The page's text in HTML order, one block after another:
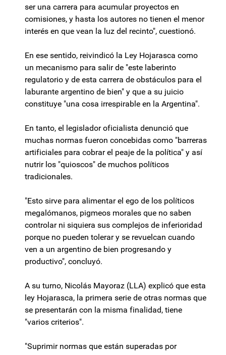
ser una carrera para acumular proyectos en
comisiones, y hasta los autores no tienen el menor
interés en que vean la luz del recinto", cuestionó.
En ese sentido, reivindicó la Ley Hojarasca como
un mecanismo para salir de "este laberinto
regulatorio y de esta carrera de obstáculos para el
laburante argentino de bien" y que a su juicio
constituye "una cosa irrespirable en la Argentina".
En tanto, el legislador oficialista denunció que
muchas normas fueron concebidas como "barreras
artificiales para cobrar el peaje de la política" y así
nutrir los "quioscos" de muchos políticos
tradicionales.
"Esto sirve para alimentar el ego de los políticos
megalómanos, pigmeos morales que no saben
controlar ni siquiera sus complejos de inferioridad
porque no pueden tolerar y se revuelcan cuando
ven a un argentino de bien progresando y
productivo", concluyó.
A su turno, Nicolás Mayoraz (LLA) explicó que esta
ley Hojarasca, la primera serie de otras normas que
se presentarán con la misma finalidad, tiene
"varios criterios".
"Suprimir normas que están superadas por